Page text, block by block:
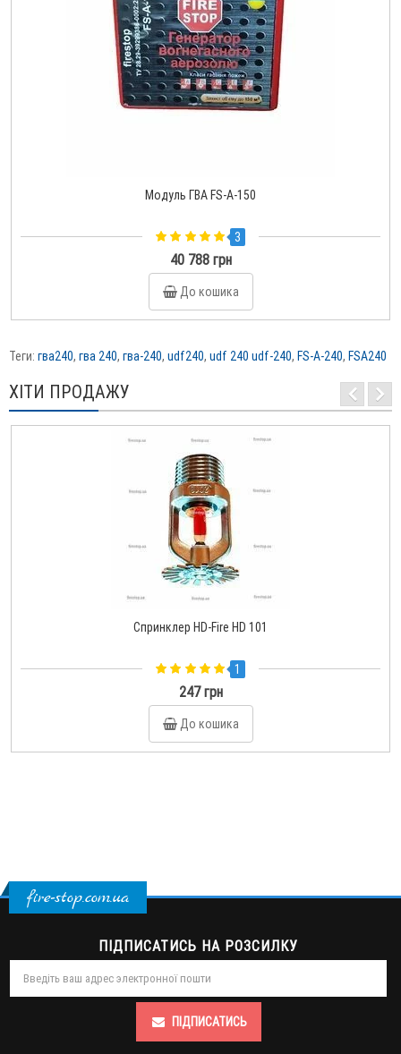
Модуль ГВА FS-A-150
3
40 788 грн
До кошика
Теги: гва240, гва 240, гва-240, udf240, udf 240 udf-240, FS-A-240, FSA240
ХІТИ ПРОДАЖУ
Спринклер HD-Fire HD 101
1
247 грн
До кошика
fire-stop.com.ua
ПІДПИСАТИСЬ НА РОЗСИЛКУ
ПІДПИСАТИСЬ